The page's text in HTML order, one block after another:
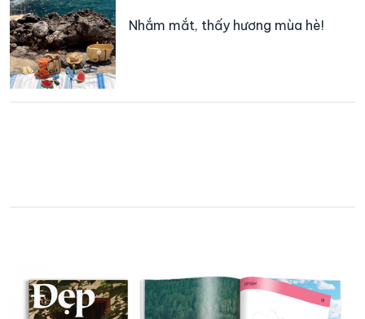
Nhắm mắt, thấy hương mùa hè!